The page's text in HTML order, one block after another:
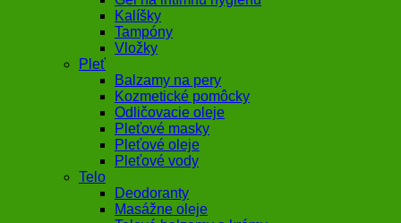
Kalíšky
Tampóny
Vložky
Pleť
Balzamy na pery
Kozmetické pomôcky
Odličovacie oleje
Pleťové masky
Pleťové oleje
Pleťové vody
Telo
Deodoranty
Masážne oleje